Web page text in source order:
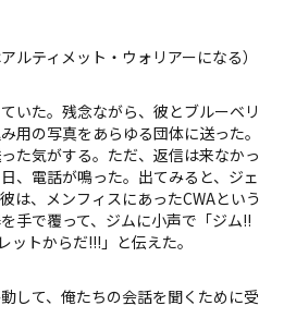
ルティメット・ウォリアーになる）
いた。残念ながら、彼とブルーベリ
用の写真をあらゆる団体に送った。
た気がする。ただ、返信は来なかっ
、電話が鳴った。出てみると、ジェ
は、メンフィスにあったCWAという
手で覆って、ジムに小声で「ジム!!
ットからだ!!!」と伝えた。
して、俺たちの会話を聞くために受